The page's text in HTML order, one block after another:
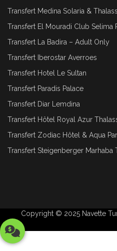
Transfert Medina Solaria &
Transfert El Mouradi Club Selima
Transfert La Badira – Adult Only
Transfert Iberostar Averroes
Transfert Hotel Le Sultan
Transfert Paradis Palace
Transfert Diar Lemdina
Transfert Hôtel Royal Azur
Transfert Zodiac Hôtel & Aqua
Transfert Steigenberger Marhaba
Copyright © 2025 Navette